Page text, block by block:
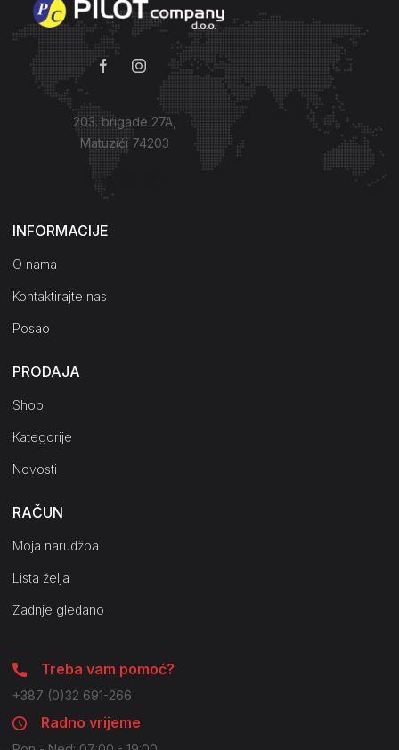
203. brigade 27A,
Matuzići 74203
Kako do nas?
INFORMACIJE
O nama
Kontaktirajte nas
Posao
PRODAJA
Shop
Kategorije
Novosti
RAČUN
Moja narudžba
Lista želja
Zadnje gledano
Treba vam pomoć?
+387 (0)32 691-266
Radno vrijeme